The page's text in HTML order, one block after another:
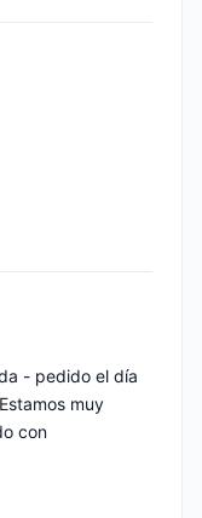
- pedido el día
muy
con